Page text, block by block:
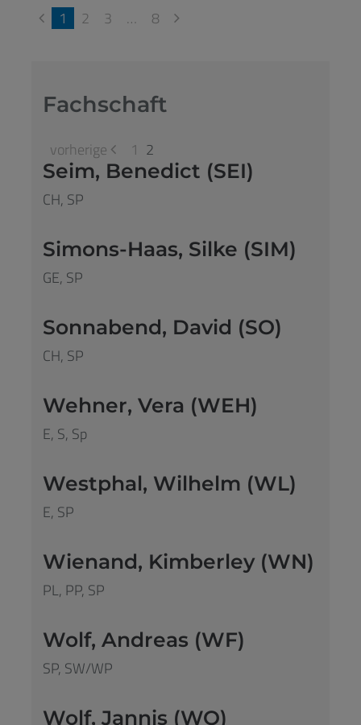
1 2 3 … 8
Fachschaft
vorherige 1 2
Seim, Benedict (SEI)
CH, SP
Simons-Haas, Silke (SIM)
GE, SP
Sonnabend, David (SO)
CH, SP
Wehner, Vera (WEH)
E, S, Sp
Westphal, Wilhelm (WL)
E, SP
Wienand, Kimberley (WN)
PL, PP, SP
Wolf, Andreas (WF)
SP, SW/WP
Wolf, Jannis (WO)